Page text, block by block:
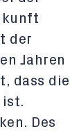
der
Jahren
dass die
ist.
Des